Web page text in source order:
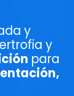
y
y
para